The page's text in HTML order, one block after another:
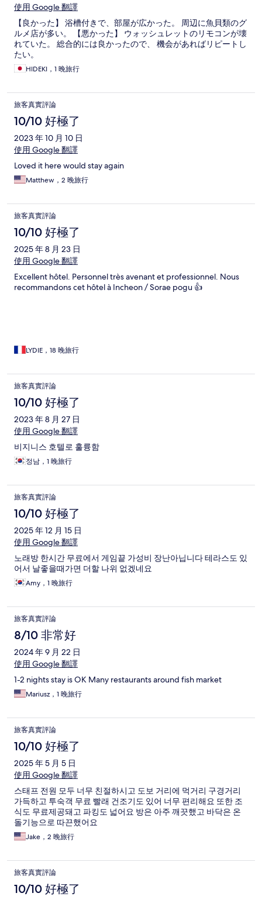
使用 Google 翻譯
【良かった】 浴槽付きで、部屋が広かった。 周辺に魚貝類のグ
ルメ店が多い。 【悪かった】 ウォッシュレットのリモコンが壊
れていた。 総合的には良かったので、 機会があればリピートし
たい。
HIDEKI，1 晚旅行
旅客真實評論
10/10 好極了
2023 年 10 月 10 日
使用 Google 翻譯
Loved it here would stay again
Matthew，2 晚旅行
旅客真實評論
10/10 好極了
2025 年 8 月 23 日
使用 Google 翻譯
Excellent hôtel. Personnel très avenant et professionnel. Nous
recommandons cet hôtel à Incheon / Sorae pogu 👍
LYDIE，18 晚旅行
旅客真實評論
10/10 好極了
2023 年 8 月 27 日
使用 Google 翻譯
비지니스 호텔로 훌륭함
정남，1 晚旅行
旅客真實評論
10/10 好極了
2025 年 12 月 15 日
使用 Google 翻譯
노래방 한시간 무료에서 게임끝 가성비 장난아닙니다 테라스도 있
어서 날좋을때가면 더할 나위 없겠네요
Amy，1 晚旅行
旅客真實評論
8/10 非常好
2024 年 9 月 22 日
使用 Google 翻譯
1-2 nights stay is OK Many restaurants around fish market
Mariusz，1 晚旅行
旅客真實評論
10/10 好極了
2025 年 5 月 5 日
使用 Google 翻譯
스태프 전원 모두 너무 친절하시고 도보 거리에 먹거리 구경거리
가득하고 투숙객 무료 빨래 건조기도 있어 너무 편리해요 또한 조
식도 무료제공돼고 파킹도 넓어요 방은 아주 깨끗했고 바닥은 온
돌기능으로 따끈했어요
Jake，2 晚旅行
旅客真實評論
10/10 好極了